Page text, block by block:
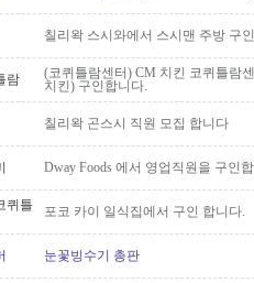
칠리왁 스시와에서 스시맨 주방 구
람
(코퀴틀람센터) CM 치킨 코퀴틀람
치킨) 구인합니다.
칠리왁 곤스시 직원 모집 합니다
Dway Foods 에서 영업직원을 구인
퀴틀
포코 카이 일식집에서 구인 합니다.
눈꽃빙수기 총판